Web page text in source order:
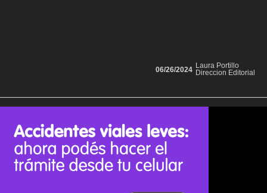
Laura Portillo
Direccion Editorial
06/26/2024